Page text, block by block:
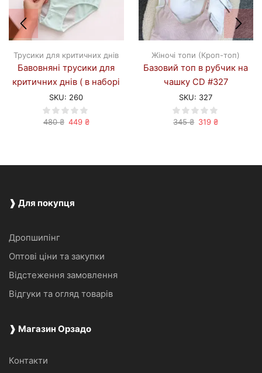
Трусики для критичних днів
Бавовняні трусики для
критичних днів ( в наборі
4 шт) #260
SKU: 260
480₴ Оригінальна
449 ₴Поточна
Жіночі топи (Кроп-топ)
Базовий топ в рубчик на
чашку CD #327
SKU: 327
345₴ Оригінальна
319₴Поточна
❱ Для покупця
Дропшипінг
Оптові ціни та закупки
Відстеження замовлення
Відгуки та огляд товарів
❱ Магазин Орзадо
Контакти